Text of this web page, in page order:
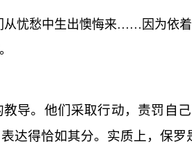
从忧愁中生出懊悔来……因为
导。他们采取行动，责罚自
达得恰如其分。实质上，保